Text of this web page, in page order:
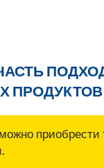
ПРОДУКТОВ
приобрести